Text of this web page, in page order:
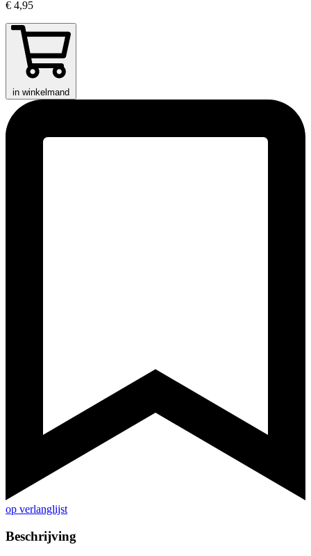
€ 4,95
in winkelmand
op verlanglijst
Beschrijving